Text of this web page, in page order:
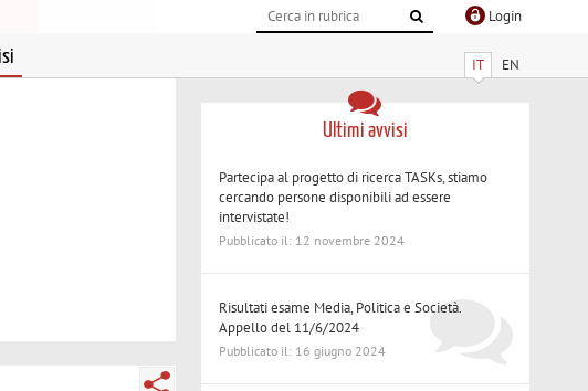
Login
IT EN
Ultimi avvisi
Partecipa al progetto di ricerca TASKs, stiamo
cercando persone disponibili ad essere
intervistate!
Pubblicato il: 12 novembre 2024
Risultati esame Media, Politica e Società.
Appello del 11/6/2024
Pubblicato il: 16 giugno 2024